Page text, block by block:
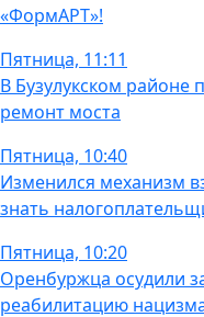
«ФормАРТ»!
Пятница, 11:11
В Бузулукском районе
ремонт моста
Пятница, 10:40
Изменился механизм
знать
Пятница, 10:20
Оренбуржца осудили
реабилитацию